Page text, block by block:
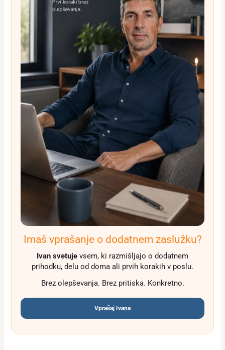
Imaš vprašanje o dodatnem zaslužku?
Ivan svetuje vsem, ki razmišljajo o dodatnem
prihodku, delu od doma ali prvih korakih v poslu.
Brez olepševanja. Brez pritiska. Konkretno.
Vprašaj Ivana